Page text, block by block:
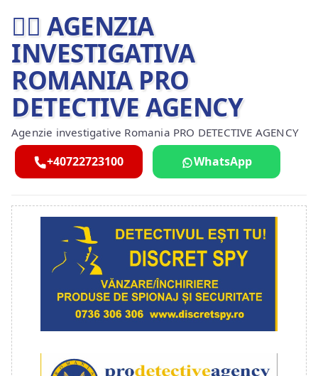
🕵️‍♂ AGENZIA
INVESTIGATIVA
ROMANIA PRO
DETECTIVE AGENCY
Agenzie investigative Romania PRO DETECTIVE AGENCY
+40722723100 WhatsApp